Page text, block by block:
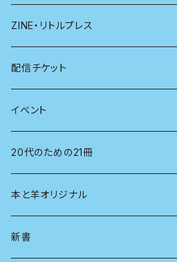
医学
看護学
心理学
経営学
言語学
法律
人類学
雑貨
ZINE・リトルプレス
電子版（EPub）
電子版（PDF）
配信チケット
イベント
20代のための21冊
本と羊オリジナル
アロマスプレー
新書